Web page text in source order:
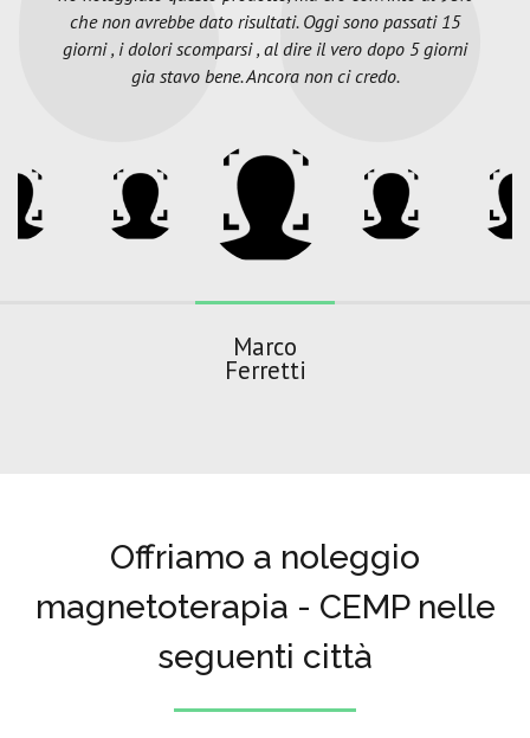
che non avrebbe dato risultati. Oggi sono passati 15
giorni , i dolori scomparsi , al dire il vero dopo 5 giorni
gia stavo bene. Ancora non ci credo.
Marco
Ferretti
Offriamo a noleggio
magnetoterapia - CEMP nelle
seguenti città